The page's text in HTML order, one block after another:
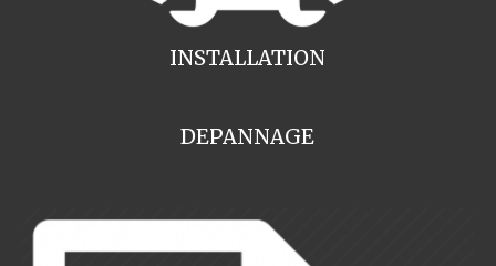
INSTALLATION
DEPANNAGE